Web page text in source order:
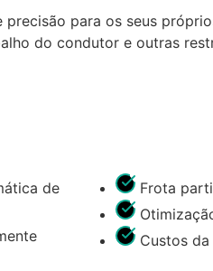
para os seus
do condutor e outras
de
Frota
Custos